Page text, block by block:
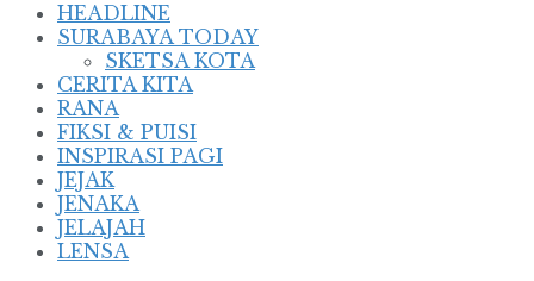
HEADLINE
SURABAYA TODAY
SKETSA KOTA
CERITA KITA
RANA
FIKSI & PUISI
INSPIRASI PAGI
JEJAK
JENAKA
JELAJAH
LENSA